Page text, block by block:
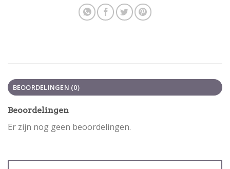
BEOORDELINGEN (0)
Beoordelingen
Er zijn nog geen beoordelingen.